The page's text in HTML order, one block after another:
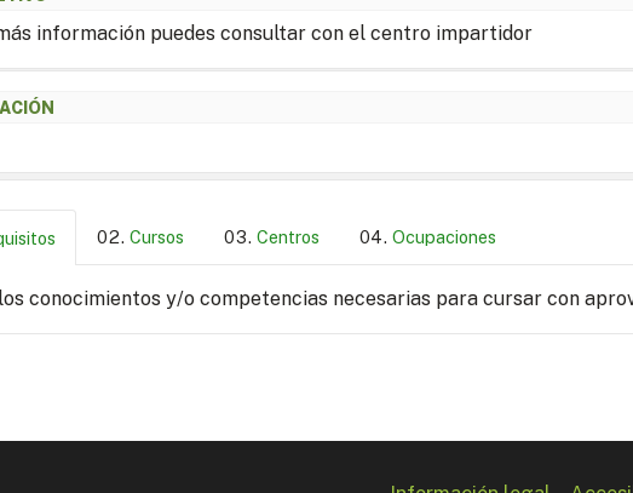
información puedes consultar con el centro impartidor
Cursos Centros Ocupaciones
conocimientos y/o competencias necesarias para cursar con